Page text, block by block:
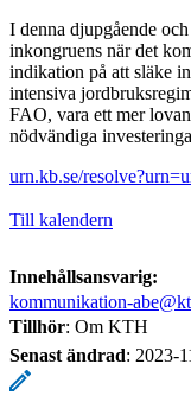
I denna djupgående
inkongruens när det
indikation på att släke
intensiva
FAO, vara ett mer
nödvändiga
urn.kb.se/
Till kalendern
Innehållsansvarig:
kommunikation-
Tillhör: Om KTH
Senast ändrad: 2023-